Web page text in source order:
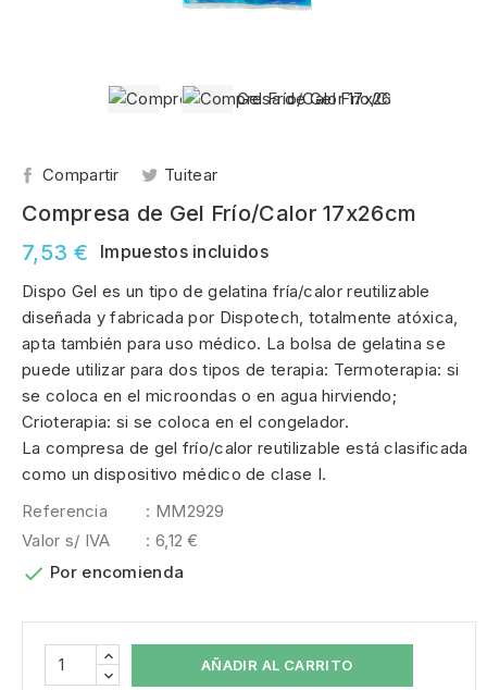
Compartir Tuitear
Compresa de Gel Frío/Calor 17x26cm
7,53 €
Impuestos incluidos
Dispo Gel es un tipo de gelatina fría/calor reutilizable
diseñada y fabricada por Dispotech, totalmente atóxica,
apta también para uso médico. La bolsa de gelatina se
puede utilizar para dos tipos de terapia: Termoterapia: si
se coloca en el microondas o en agua hirviendo;
Crioterapia: si se coloca en el congelador.
La compresa de gel frío/calor reutilizable está clasificada
como un dispositivo médico de clase I.
Referencia
: MM2929
Valor s/ IVA
: 6,12 €
 Por encomienda
AÑADIR AL CARRITO